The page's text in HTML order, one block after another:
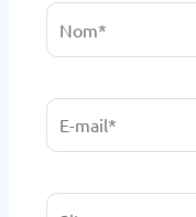
Nom*
E-
mail*
Site